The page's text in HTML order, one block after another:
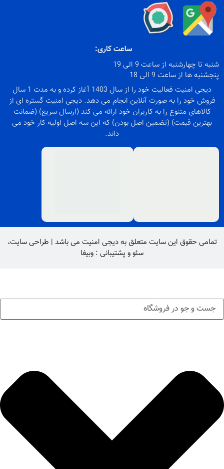
ساعت کاری:
شنبه تا چهارشنبه از ساعت 9 الی 19
پنجشنبه ها از ساعت 9 الی 18
دیجی امنیت فعالیت خود را از سال 1403 آغاز کرده و به مدت 1 سال
فروش خود را به صورت آنلاین انجام می دهد. دیجی امنیت گستره ای از
کالاهای متنوع را به کاربران خود ارائه می کند (ارسال سریع) (ضمانت
بهترین قیمت) (تضمین اصل بودن) که این سه اصل اولیه کار خود می
داند.
تمامی حقوق این سایت متعلق بهدیجی امنیت می باشد | طراحی سایت،
سئوو پشتیبانی : وبیفا